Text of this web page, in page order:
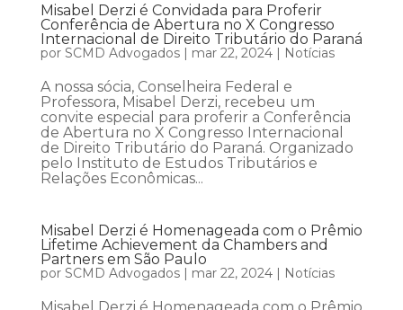
Misabel Derzi é Convidada para Proferir
Conferência de Abertura no X Congresso
Internacional de Direito Tributário do Paraná
por SCMD Advogados| mar 22, 2024| Notícias
A nossa sócia, Conselheira Federal e
Professora, Misabel Derzi, recebeu um
convite especial para proferir a Conferência
de Abertura no X Congresso Internacional
de Direito Tributário do Paraná. Organizado
pelo Instituto de Estudos Tributários e
Relações Econômicas...
Misabel Derzi é Homenageada com o Prêmio
Lifetime Achievement da Chambers and
Partners em São Paulo
por SCMD Advogados| mar 22, 2024| Notícias